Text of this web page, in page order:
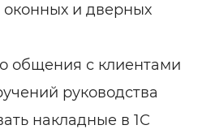
и дверных
общения с клиентами
руководства
накладные в 1С